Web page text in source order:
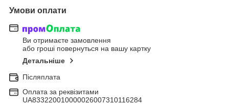
Умови оплати
Ви отримаєте замовлення
або гроші повернуться на вашу картку
Детальніше
Післяплата
Оплата за реквізитами
UA833220010000026007310116284